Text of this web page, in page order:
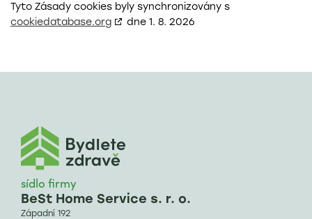
Tyto Zásady cookies byly synchronizovány s
cookiedatabase.org
dne 1. 8. 2026
sídlo firmy
BeSt Home Service s. r. o.
Západní 192